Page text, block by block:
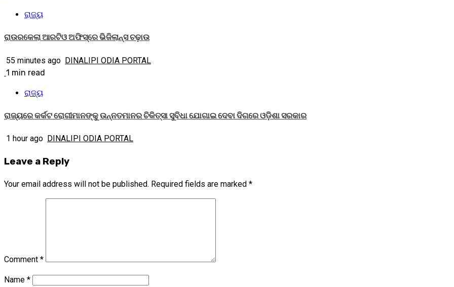
ରାଜ୍ୟ
ରାଉରକେଲା ଆରଟିଓ ଅଫିସ୍‌ରେ ଭିଜିଲାନ୍ସ ଚଢ଼ାଉ
55 minutes ago DINALIPI ODIA PORTAL
1 min read
ରାଜ୍ୟ
ରାଜ୍ୟରେ କର୍କଟ ରୋଗୀମାନଙ୍କୁ ଉନ୍ନତମାନର ଚିକିତ୍ସା ସୁବିଧା ଯୋଗାଇ ଦେବା ଦିଗରେ ଓଡ଼ିଶା ସରକାର
1 hour ago DINALIPI ODIA PORTAL
Leave a Reply
Your email address will not be published. Required fields are marked *
Comment *
Name *